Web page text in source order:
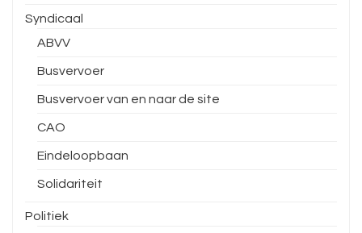
Syndicaal
ABVV
Busvervoer
Busvervoer van en naar de site
CAO
Eindeloopbaan
Solidariteit
Politiek